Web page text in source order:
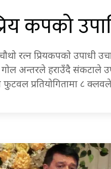
कपको
रत्न प्रियकपको उपाधी
अन्तरले हराउँदै संकटाले
फुटवल प्रतियोगितामा ८